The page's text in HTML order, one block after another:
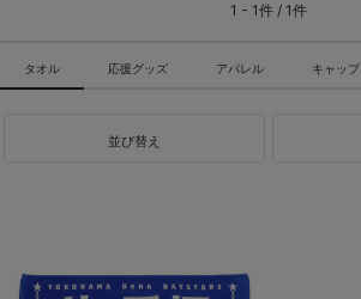
1 - 1件 / 1件
タオル 応援グッズ アパレル キャップ
並び替え